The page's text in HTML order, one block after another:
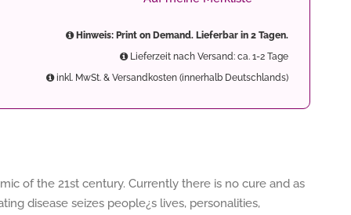
Hinweis: Print on Demand. Lieferbar in 2 Tagen.
Lieferzeit nach Versand: ca. 1-2 Tage
inkl. MwSt. & Versandkosten (innerhalb Deutschlands)
of the 21st century. Currently there is no cure and as
disease seizes people¿s lives, personalities,